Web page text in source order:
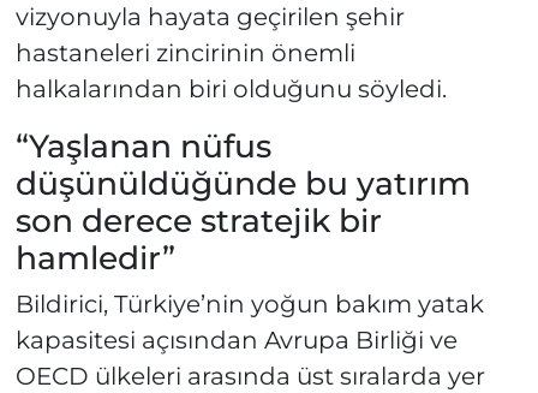
vizyonuyla hayata geçirilen şehir
hastaneleri zincirinin önemli
halkalarından biri olduğunu söyledi.
“Yaşlanan nüfus
düşünüldüğünde bu yatırım
son derece stratejik bir
hamledir”
Bildirici, Türkiye’nin yoğun bakım yatak
kapasitesi açısından Avrupa Birliği ve
OECD ülkeleri arasında üst sıralarda yer